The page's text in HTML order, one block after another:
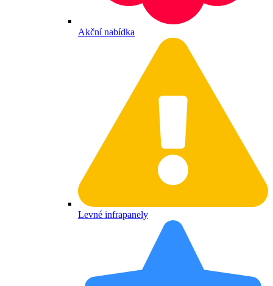
Akční nabídka
Levné infrapanely